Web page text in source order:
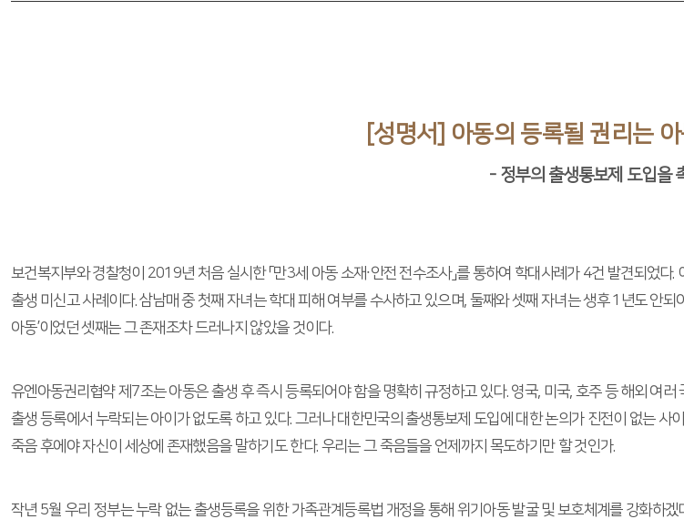
[성명서] 아동의 등록될 권리는
- 정부의 출생통보제 도입을
보건복지부와 경찰청이 2019년 처음 실시한 「만3세 아동 소재∙안전 전수조사」를 통하여 학대사례가 4건 발견되었
출생 미신고 사례이다. 삼남매 중 첫째 자녀는 학대 피해 여부를 수사하고 있으며, 둘째와 셋째 자녀는 생후 1년도 안
아동’이었던 셋째는 그 존재조차 드러나지 않았을 것이다.
유엔아동권리협약 제7조는 아동은 출생 후 즉시 등록되어야 함을 명확히 규정하고 있다. 영국, 미국, 호주 등 해외 여
출생 등록에서 누락되는 아이가 없도록 하고 있다. 그러나 대한민국의 출생통보제 도입에 대한 논의가 진전이 없는
죽음 후에야 자신이 세상에 존재했음을 말하기도 한다. 우리는 그 죽음들을 언제까지 목도하기만 할 것인가.
작년 5월 우리 정부는 누락 없는 출생등록을 위한 가족관계등록법 개정을 통해 위기아동 발굴 및 보호체계를 강화하